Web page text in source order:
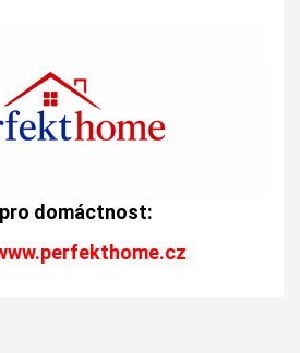
domáctnost: